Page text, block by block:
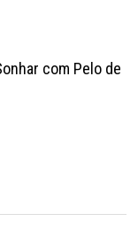
com Pelo de